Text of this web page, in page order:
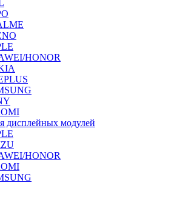
HONOR
дисплейных модулей
HONOR